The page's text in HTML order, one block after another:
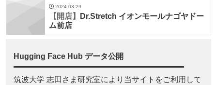
2024-03-29
【開店】
Dr.Stretch イオンモールナゴヤドー
ム前店
Hugging Face Hub データ公開
筑波大学 志田さま研究室により当サイトをご利用して